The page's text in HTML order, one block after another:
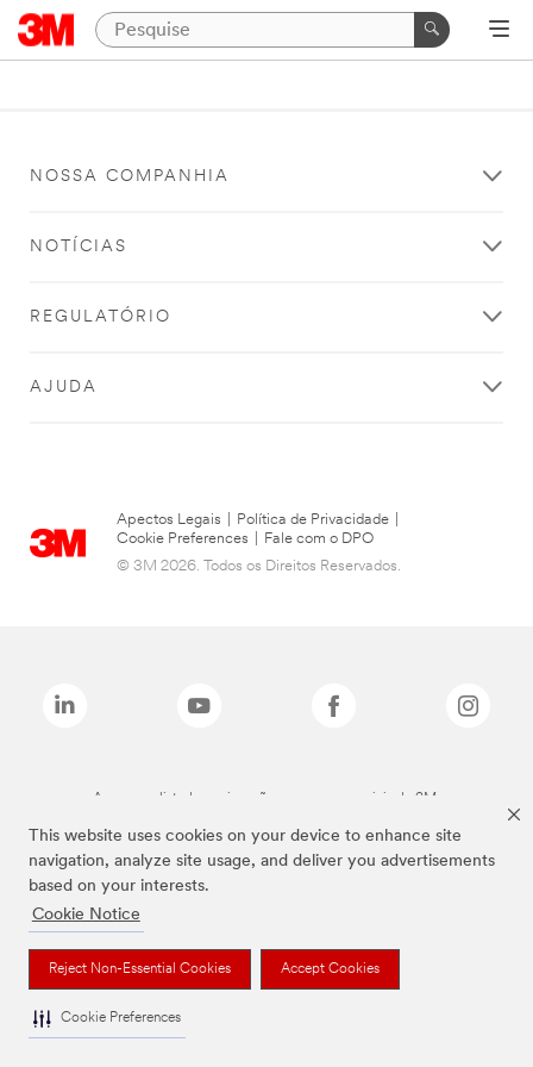
This website uses cookies on your device to enhance site
navigation, analyze site usage, and deliver you advertisements
based on your interests.
Cookie Notice
Reject Non-Essential Cookies Accept Cookies
Cookie Preferences
NOSSA COMPANHIA
NOTÍCIAS
REGULATÓRIO
AJUDA
Apectos Legais Política de Privacidade
Cookie Preferences
Fale com o DPO
© 3M 2026. Todos os Direitos Reservados.
As marcas listadas a cima são marcas comerciais da 3M.